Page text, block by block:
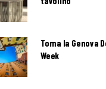
Torna la Genova
Week